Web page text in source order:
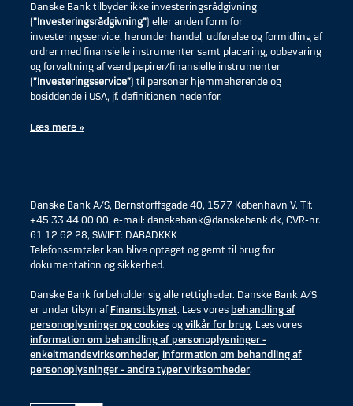
Danske Bank tilbyder ikke investeringsrådgivning
(”Investeringsrådgivning”) eller anden form for
investeringsservice, herunder handel, udførelse og formidling af
ordrer med finansielle instrumenter samt placering, opbevaring
og forvaltning af værdipapirer/finansielle instrumenter
(”Investeringsservice”) til personer hjemmehørende og
bosiddende i USA, jf. definitionen nedenfor.
Læs mere »
Danske Bank A/S, Bernstorffsgade 40, 1577 København V. Tlf.
+45 33 44 00 00, e-mail: danskebank@danskebank.dk, CVR-nr.
61 12 62 28, SWIFT: DABADKKK
Telefonsamtaler kan blive optaget og gemt til brug for
dokumentation og sikkerhed.
Danske Bank forbeholder sig alle rettigheder. Danske Bank A/S
er under tilsyn afFinanstilsynet. Læs vores behandling af
personoplysninger og cookies ogvilkår for brug. Læs vores
information om behandling af personoplysninger -
enkeltmandsvirksomheder, information om behandling af
personoplysninger - andre typer virksomheder,